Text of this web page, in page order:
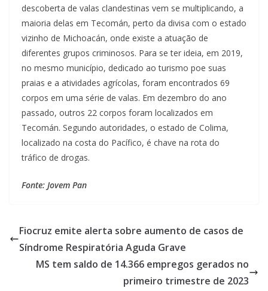
descoberta de valas clandestinas vem se multiplicando, a
maioria delas em Tecomán, perto da divisa com o estado
vizinho de Michoacán, onde existe a atuação de
diferentes grupos criminosos. Para se ter ideia, em 2019,
no mesmo município, dedicado ao turismo poe suas
praias e a atividades agrícolas, foram encontrados 69
corpos em uma série de valas. Em dezembro do ano
passado, outros 22 corpos foram localizados em
Tecomán. Segundo autoridades, o estado de Colima,
localizado na costa do Pacífico, é chave na rota do
tráfico de drogas.
Fonte: Jovem Pan
Fiocruz emite alerta sobre aumento de casos de
Síndrome Respiratória Aguda Grave
MS tem saldo de 14.366 empregos gerados no
primeiro trimestre de 2023